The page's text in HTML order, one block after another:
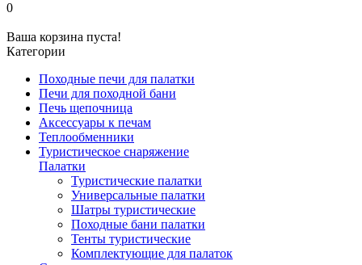
0
Ваша корзина пуста!
Категории
Походные печи для палатки
Печи для походной бани
Печь щепочница
Аксессуары к печам
Теплообменники
Туристическое снаряжение
Палатки
Туристические палатки
Универсальные палатки
Шатры туристические
Походные бани палатки
Тенты туристические
Комплектующие для палаток